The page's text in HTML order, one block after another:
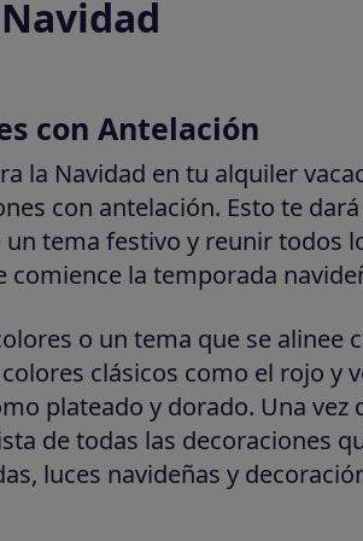
con Antelación
la Navidad en tu alquiler
con antelación. Esto te dará
tema festivo y reunir todos
la temporada
o un tema que se alinee
clásicos como el rojo y
plateado y dorado. Una vez
de todas las decoraciones
luces navideñas y